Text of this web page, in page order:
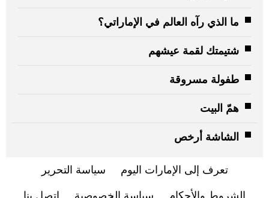
ما الذي رآه العالم في الإماراتي؟
شتيمتك لقمة عيشهم
طفولة مسروقة
همّ البيت
الشاشة أرخص
تعرف إلى الإمارات اليوم سياسة التحرير
الشروط والأحكام سياسة الخصوصية اتصل بنا